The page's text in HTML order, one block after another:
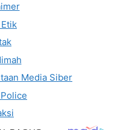
Media Siber